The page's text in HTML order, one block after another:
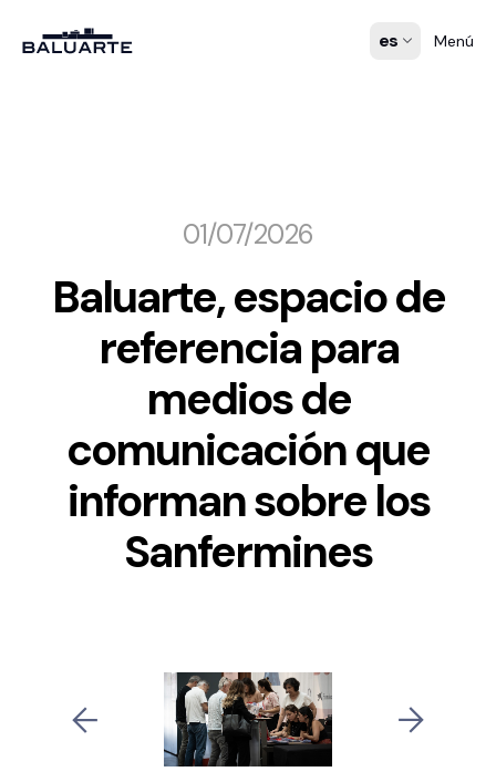
es Menú
01/07/2026
Baluarte, espacio de
referencia para
medios de
comunicación que
informan sobre los
Sanfermines